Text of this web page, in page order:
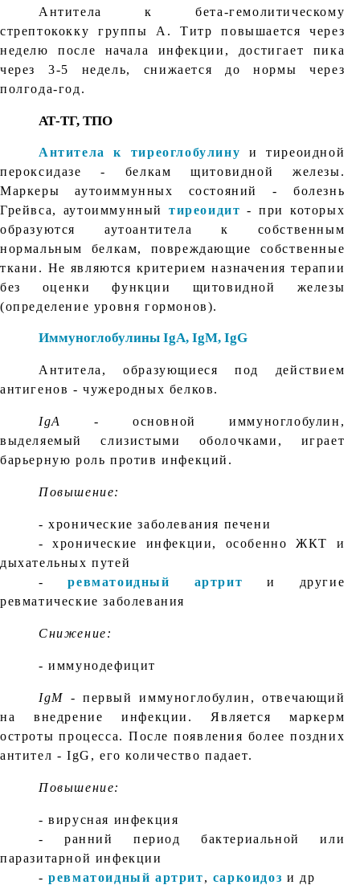
Антитела к бета-гемолитическому
стрептококку группы А. Титр повышается через
неделю после начала инфекции, достигает пика
через 3-5 недель, снижается до нормы через
полгода-год.
АТ-ТГ, ТПО
Антитела к тиреоглобулину и тиреоидной
пероксидазе - белкам щитовидной железы.
Маркеры аутоиммунных состояний - болезнь
Грейвса, аутоиммунныйтиреоидит - при которых
образуются аутоантитела к собственным
нормальным белкам, повреждающие собственные
ткани. Не являются критерием назначения терапии
без оценки функции щитовидной железы
(определение уровня гормонов).
Иммуноглобулины IgA, IgM, IgG
Антитела, образующиеся под действием
антигенов - чужеродных белков.
IgA
- основной иммуноглобулин,
выделяемый слизистыми оболочками, играет
барьерную роль против инфекций.
Повышение:
- хронические заболевания печени
- хронические инфекции, особенно ЖКТ и
дыхательных путей
-ревматоидный артрит и другие
ревматические заболевания
Снижение:
- иммунодефицит
IgM - первый иммуноглобулин, отвечающий
на внедрение инфекции. Является маркерм
остроты процесса. После появления более поздних
антител - IgG, его количество падает.
Повышение:
- вирусная инфекция
- ранний период бактериальной или
паразитарной инфекции
-ревматоидный артрит, саркоидоз и др